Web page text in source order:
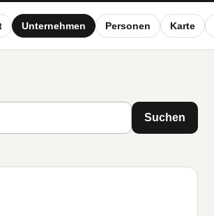
Unternehmen Personen Karte
Suchen